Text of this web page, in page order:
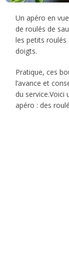
Un apéro en
de roulés de
les petits
doigts.
Pratique, ces
l’avance et
du service.Voici
apéro : des